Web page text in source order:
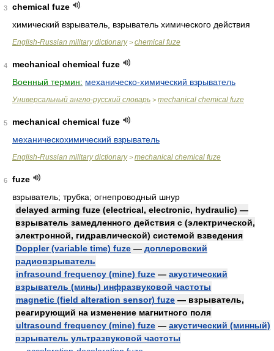
3
chemical fuze
химический взрыватель, взрыватель химического действия
English-Russian military dictionary> chemical fuze
4
mechanical chemical fuze
Военный термин: механическо-химический взрыватель
Универсальный англо-русский словарь > mechanical chemical fuze
5
mechanical chemical fuze
механическохимический взрыватель
English-Russian military dictionary> mechanical chemical fuze
6
fuze
взрыватель; трубка; огнепроводный шнур
delayed arming fuze (electrical, electronic, hydraulic) —
взрыватель замедленного действия с (электрической,
электронной, гидравлической) системой взведения
Doppler (variable time) fuze — доплеровский
радиовзрыватель
infrasound frequency (mine) fuze — акустический
взрыватель (мины) инфразвуковой частоты
magnetic (field alteration sensor) fuze — взрыватель,
реагирующий на изменение магнитного поля
ultrasound frequency (mine) fuze — акустический (минный)
взрыватель ультразвуковой частоты